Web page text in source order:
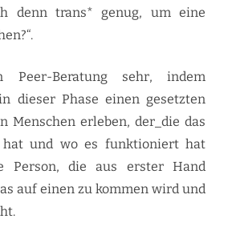
denn trans* genug, um eine
Beratung sehr, indem
dieser Phase einen gesetzten
Menschen erleben, der_die das
und wo es funktioniert hat
Person, die aus erster Hand
auf einen zu kommen wird und